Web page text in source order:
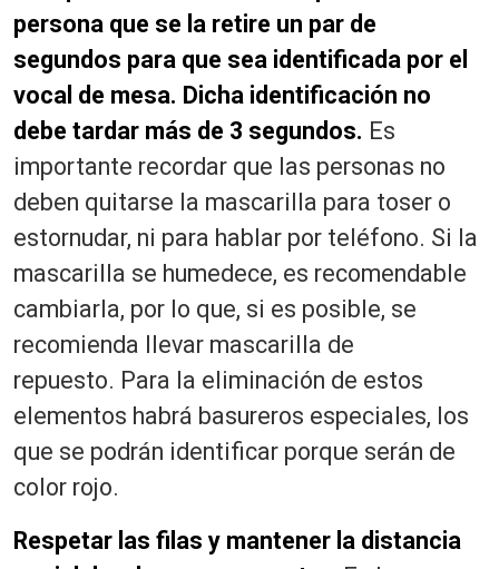
persona que se la retire un par de
segundos para que sea identificada por el
vocal de mesa. Dicha identificación no
debe tardar más de 3 segundos. Es
importante recordar que las personas no
deben quitarse la mascarilla para toser o
estornudar, ni para hablar por teléfono. Si la
mascarilla se humedece, es recomendable
cambiarla, por lo que, si es posible, se
recomienda llevar mascarilla de
repuesto. Para la eliminación de estos
elementos habrá basureros especiales, los
que se podrán identificar porque serán de
color rojo.
Respetar las filas y mantener la distancia